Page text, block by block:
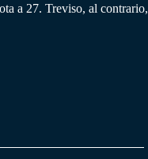
a 27. Treviso, al